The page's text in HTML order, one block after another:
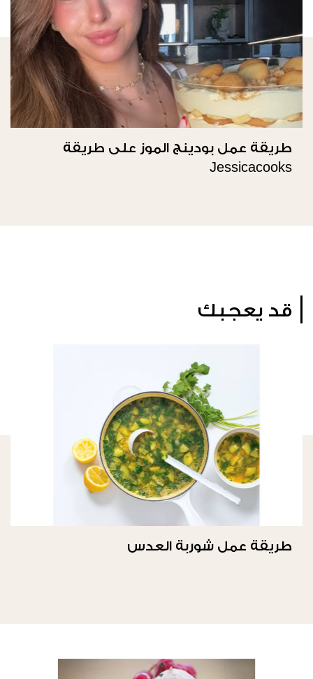
طريقة عمل بودينج الموز على طريقة
Jessicacooks
قد يعجبك
طريقة عمل شوربة العدس